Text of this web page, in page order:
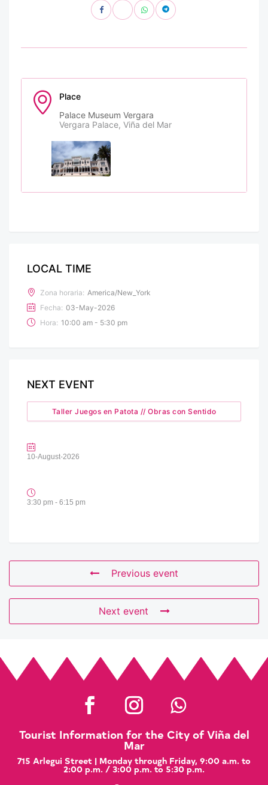
Place
Palace Museum Vergara
Vergara Palace, Viña del Mar
LOCAL TIME
Zona horaria: America/New_York
Fecha: 03-May-2026
Hora: 10:00 am - 5:30 pm
NEXT EVENT
Taller Juegos en Patota // Obras con Sentido
10-August-2026
3:30 pm - 6:15 pm
Previous event
Next event
Tourist Information for the City of Viña del
Mar
715 Arlegui Street | Monday through Friday, 9:00 a.m. to
2:00 p.m. / 3:00 p.m. to 5:30 p.m.